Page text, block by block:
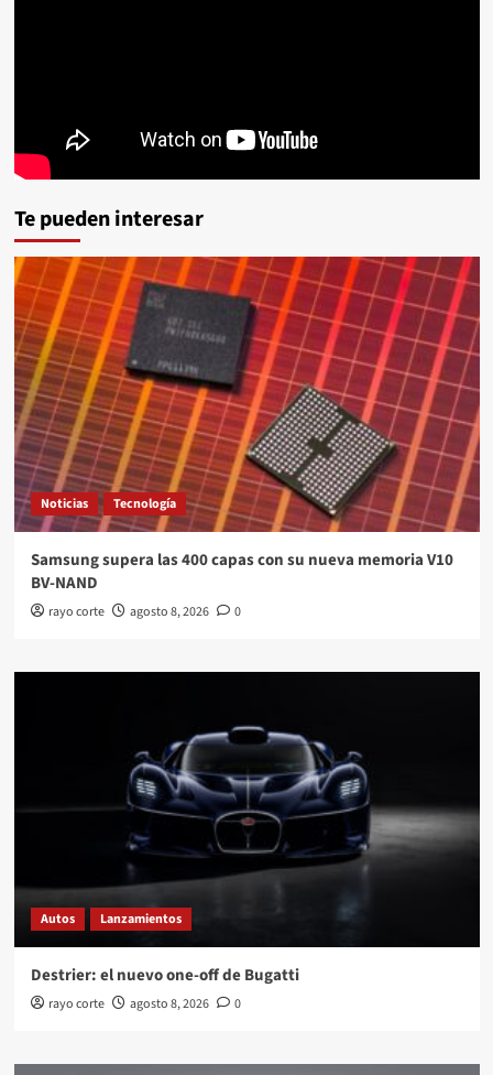
Te pueden interesar
Noticias Tecnología
Samsung supera las 400 capas con su nueva memoria V10
BV-NAND
rayo corte agosto 8, 2026 0
Autos Lanzamientos
Destrier: el nuevo one-off de Bugatti
rayo corte agosto 8, 2026 0